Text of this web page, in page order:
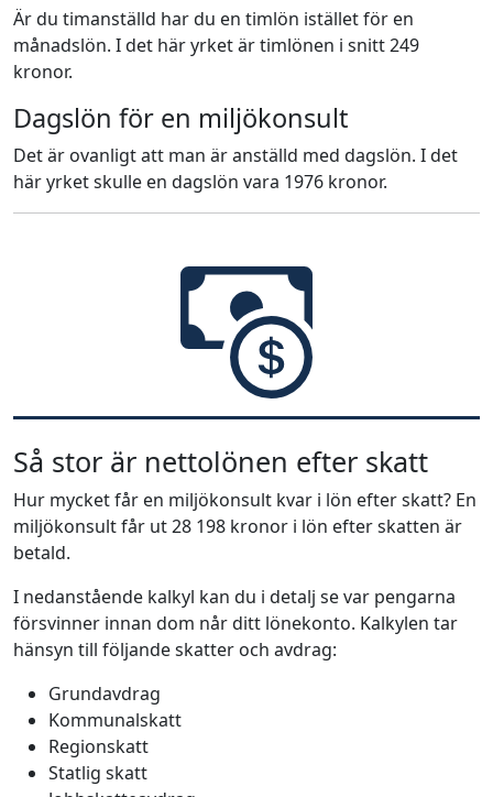
Är du timanställd har du en timlön istället för en
månadslön. I det här yrket är timlönen i snitt 249
kronor.
Dagslön för en miljökonsult
Det är ovanligt att man är anställd med dagslön. I det
här yrket skulle en dagslön vara 1976 kronor.
Så stor är nettolönen efter skatt
Hur mycket får en miljökonsult kvar i lön efter skatt? En
miljökonsult får ut 28 198 kronor i lön efter skatten är
betald.
I nedanstående kalkyl kan du i detalj se var pengarna
försvinner innan dom når ditt lönekonto. Kalkylen tar
hänsyn till följande skatter och avdrag:
Grundavdrag
Kommunalskatt
Regionskatt
Statlig skatt